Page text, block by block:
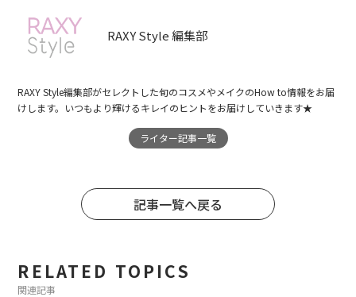
RAXY Style 編集部
RAXY Style編集部がセレクトした旬のコスメやメイクのHow to情報をお届
けします。いつもより輝けるキレイのヒントをお届けしていきます★
ライター記事一覧
記事一覧へ戻る
RELATED TOPICS
関連記事